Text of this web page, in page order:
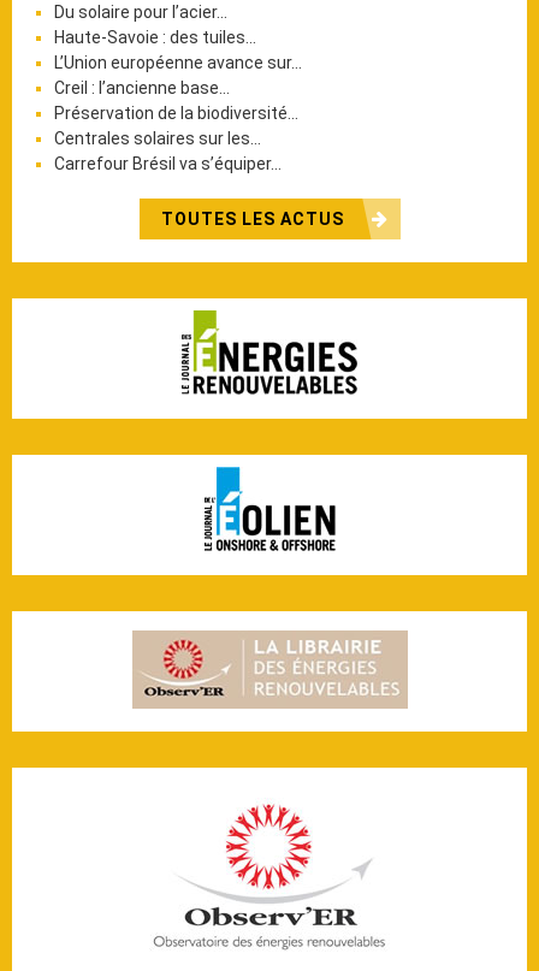
Du solaire pour l’acier…
Haute-Savoie : des tuiles…
L’Union européenne avance sur…
Creil : l’ancienne base…
Préservation de la biodiversité…
Centrales solaires sur les…
Carrefour Brésil va s’équiper…
TOUTES LES ACTUS